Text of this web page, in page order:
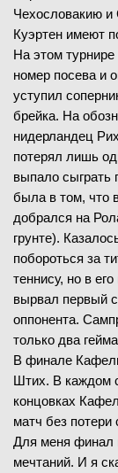
Янник
В Хуан-
1-
2-
3-
4-
5-
В
Ву
В Ива
Эмма
Донна
Чехословакию
Куэртен имеют
На этом
номер посева и
уступил
брейка. На
нидерландец
потерял лишь
выпало сыграть
была в том, что
добрался на
грунте).
побороться за
теннису, но в
вырвал первый
оппонента.
только два
В финале
Штих. В каждом
концовках
матч без потери
Для меня финал
мечтаний. И я